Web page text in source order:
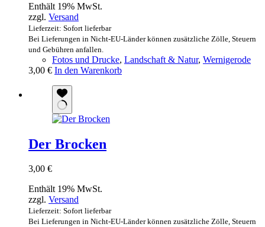
Enthält 19% MwSt.
zzgl. Versand
Lieferzeit: Sofort lieferbar
Bei Lieferungen in Nicht-EU-Länder können zusätzliche Zölle, Steuern
und Gebühren anfallen.
Fotos und Drucke, Landschaft & Natur, Wernigerode
3,00 € In den Warenkorb
Der Brocken
3,00 €
Enthält 19% MwSt.
zzgl. Versand
Lieferzeit: Sofort lieferbar
Bei Lieferungen in Nicht-EU-Länder können zusätzliche Zölle, Steuern